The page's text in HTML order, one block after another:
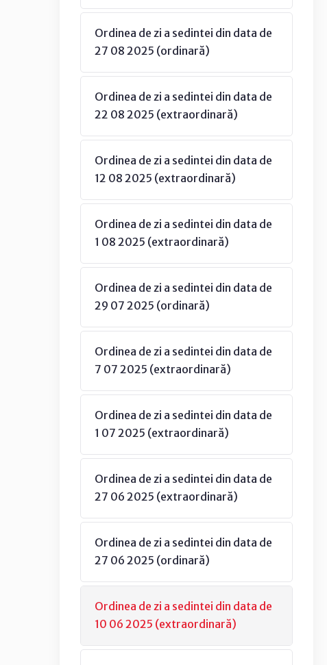
Ordinea de zi a sedintei din data de
27 08 2025 (ordinară)
Ordinea de zi a sedintei din data de
22 08 2025 (extraordinară)
Ordinea de zi a sedintei din data de
12 08 2025 (extraordinară)
Ordinea de zi a sedintei din data de
1 08 2025 (extraordinară)
Ordinea de zi a sedintei din data de
29 07 2025 (ordinară)
Ordinea de zi a sedintei din data de
7 07 2025 (extraordinară)
Ordinea de zi a sedintei din data de
1 07 2025 (extraordinară)
Ordinea de zi a sedintei din data de
27 06 2025 (extraordinară)
Ordinea de zi a sedintei din data de
27 06 2025 (ordinară)
Ordinea de zi a sedintei din data de
10 06 2025 (extraordinară)